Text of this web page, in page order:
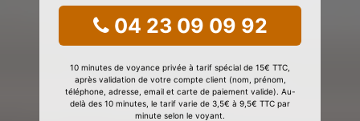
04 23 09 09 92
10 minutes de voyance privée à tarif spécial de 15€ TTC,
après validation de votre compte client (nom, prénom,
téléphone, adresse, email et carte de paiement valide). Au-
delà des 10 minutes, le tarif varie de 3,5€ à 9,5€ TTC par
minute selon le voyant.